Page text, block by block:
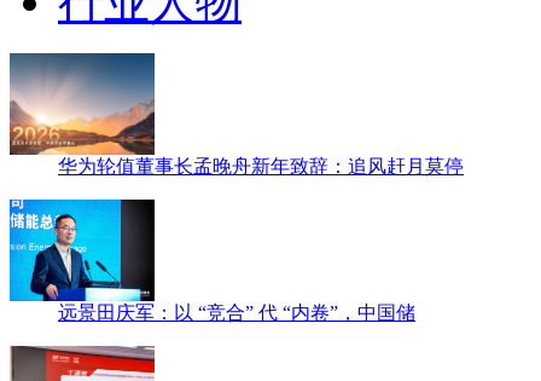
华为轮值董事长孟晚舟新年致辞：追风赶月莫停
远景田庆军：以 “竞合” 代 “内卷”，中国储